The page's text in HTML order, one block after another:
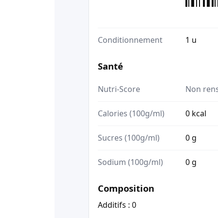
Conditionnement 1 u
Santé
Nutri-Score Non
Calories (100g/ml) 0 kcal
Sucres (100g/ml) 0 g
Sodium (100g/ml) 0 g
Composition
Additifs : 0